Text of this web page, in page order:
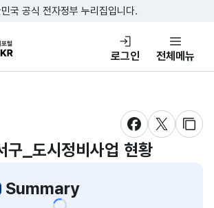
콘텐츠 바로가기
푸터 바로가기
국 공식 전자정부 누리집입니다.
공공데이터포털
로그인 전체메뉴
새창 열림새창 열림
새창
구_도시정비사업 현황
Summary